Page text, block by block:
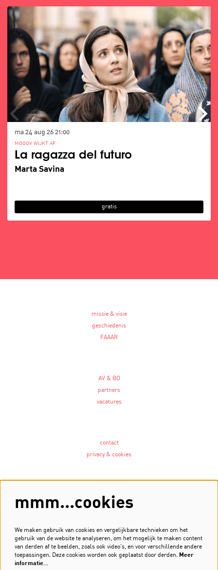
La ragazza del futuro
Marta Savina
MOOOV WIJKT AF
ma 24 aug 26 21:00
gratis
missie & visie
geschiedenis
FAAAR
AV & BO
partners
vacatures
contact
privacy & cookies
Meld je aan voor de nieuwsbrief
Inschrijven
mmm...cookies
We maken gebruik van cookies en vergelijkbare technieken om het
gebruik van de website te analyseren, om het mogelijk te maken content
van derden af te beelden, zoals ook video’s, en voor verschillende andere
toepassingen. Deze cookies worden ook geplaatst door derden. Meer
informatie…